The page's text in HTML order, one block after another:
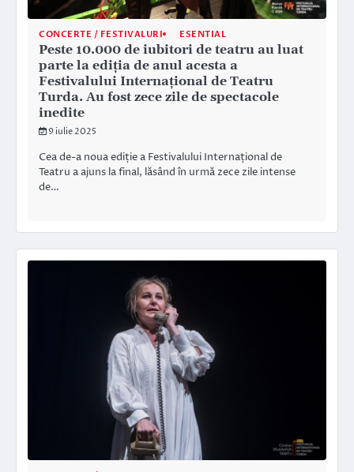
CONCERTE / FESTIVALURI ESENTIAL
Peste 10.000 de iubitori de teatru au luat
parte la ediția de anul acesta a
Festivalului Internațional de Teatru
Turda. Au fost zece zile de spectacole
inedite
9 iulie 2025
Cea de-a noua ediție a Festivalului Internațional de
Teatru a ajuns la final, lăsând în urmă zece zile intense
de…